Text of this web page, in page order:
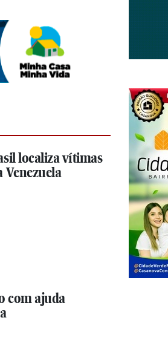
localiza vítimas
Venezuela
com ajuda